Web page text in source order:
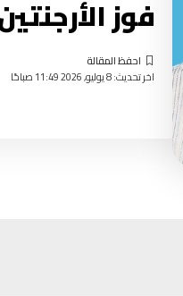
فوز
اخر تحديث: 8 يوليو, 2026 11:49 صباحًا